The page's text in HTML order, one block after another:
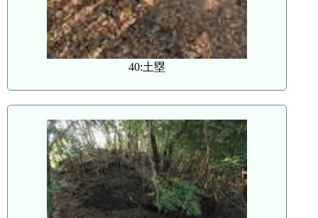
40:土塁